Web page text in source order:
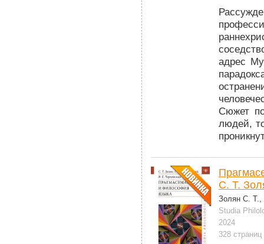
адрес
Сюжет
людей,
С. Т.
Золян С. Т.,
Studia
2024
328 страниц